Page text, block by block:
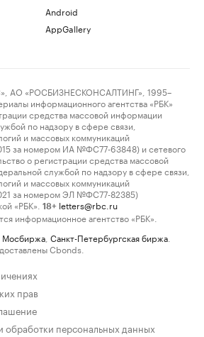
Android
AppGallery
АО «РОСБИЗНЕСКОНСАЛТИНГ», 1995–
информационного агентства «РБК»
средства массовой информации
по надзору в сфере связи,
и массовых коммуникаций
за номером ИА №ФС77-63848) и сетевого
о регистрации средства массовой
службой по надзору в сфере связи,
и массовых коммуникаций
за номером ЭЛ №ФС77-82385)
«РБК».
18+ letters@rbc.ru
информационное агентство «РБК».
Мосбиржа Санкт-Петербургская биржа
Cbonds.
прав
обработки персональных данных